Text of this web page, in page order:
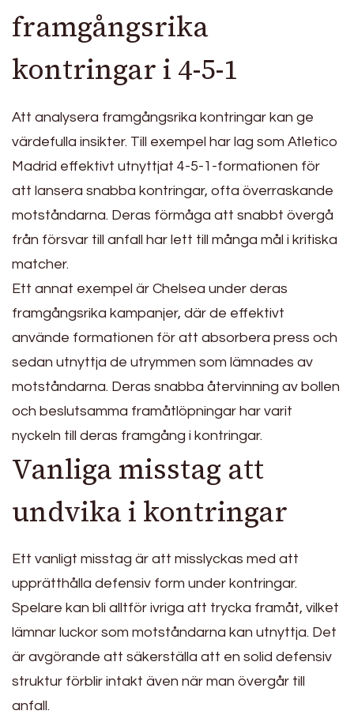
framgångsrika
kontringar i 4-5-1
Att analysera framgångsrika kontringar kan ge
värdefulla insikter. Till exempel har lag som Atletico
Madrid effektivt utnyttjat 4-5-1-formationen för
att lansera snabba kontringar, ofta överraskande
motståndarna. Deras förmåga att snabbt övergå
från försvar till anfall har lett till många mål i kritiska
matcher.
Ett annat exempel är Chelsea under deras
framgångsrika kampanjer, där de effektivt
använde formationen för att absorbera press och
sedan utnyttja de utrymmen som lämnades av
motståndarna. Deras snabba återvinning av bollen
och beslutsamma framåtlöpningar har varit
nyckeln till deras framgång i kontringar.
Vanliga misstag att
undvika i kontringar
Ett vanligt misstag är att misslyckas med att
upprätthålla defensiv form under kontringar.
Spelare kan bli alltför ivriga att trycka framåt, vilket
lämnar luckor som motståndarna kan utnyttja. Det
är avgörande att säkerställa att en solid defensiv
struktur förblir intakt även när man övergår till
anfall.